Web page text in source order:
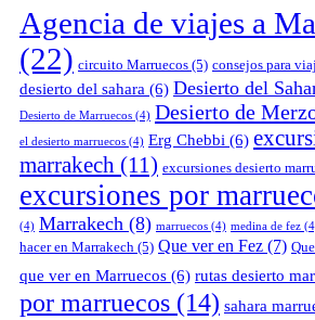
Agencia de viajes a
(22) circuito Marruecos (5) consejos para
desierto del sahara (6) Desierto del
Desierto de Marruecos (4) Desierto de
el desierto marruecos (4) Erg Chebbi (6)
marrakech (11) excursiones desierto
excursiones por
(4) Marrakech (8) marruecos (4) medina de fez
hacer en Marrakech (5) Que ver en Fez (7)
que ver en Marruecos (6) rutas desierto
por marruecos (14) sahara